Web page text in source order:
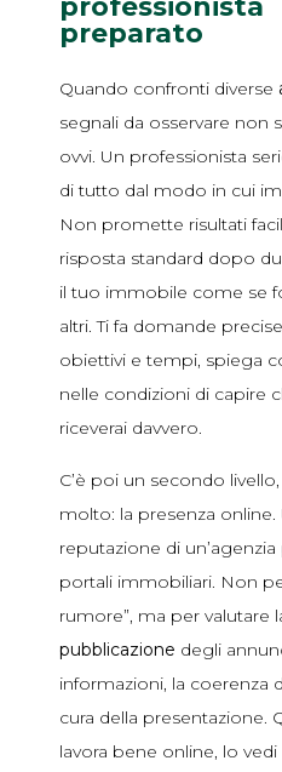
preparato
Quando confronti diverse
segnali da osservare non
ovvi. Un professionista
di tutto dal modo in cui
Non promette risultati
risposta standard dopo
il tuo immobile come se
altri. Ti fa domande
obiettivi e tempi, spiega
nelle condizioni di capire
riceverai davvero.
C’è poi un secondo
molto: la presenza online.
reputazione di
portali immobiliari. Non
rumore”, ma per valutare
pubblicazione degli
informazioni, la coerenza
cura della presentazione.
lavora bene online, lo